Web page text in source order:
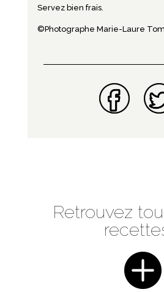
Servez bien frais.
©Photographe Marie-Laure
Retrouvez